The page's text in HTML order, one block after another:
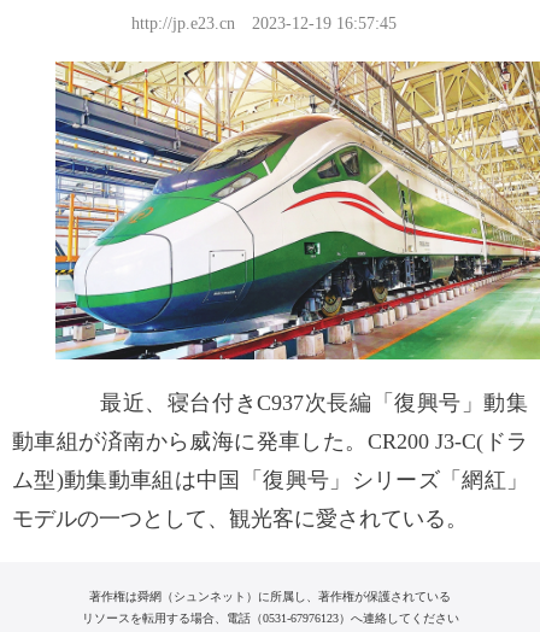
http://jp.e23.cn 2023-12-19 16:57:45
最近、寝台付きC937次長編「復興号」動集
動車組が済南から威海に発車した。CR200 J3-C(ドラ
ム型)動集動車組は中国「復興号」シリーズ「網紅」
モデルの一つとして、観光客に愛されている。
著作権は舜網（シュンネット）に所属し、著作権が保護されている
リソースを転用する場合、電話（0531-67976123）へ連絡してください